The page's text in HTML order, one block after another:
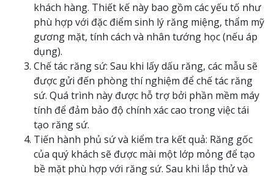
khách hàng. Thiết kế này bao gồm các yếu tố như
phù hợp với đặc điểm sinh lý răng miệng, thẩm mỹ
gương mặt, tính cách và nhân tướng học (nếu áp
dụng).
Chế tác răng sứ: Sau khi lấy dấu răng, các mẫu sẽ
được gửi đến phòng thí nghiệm để chế tác răng
sứ. Quá trình này được hỗ trợ bởi phần mềm máy
tính để đảm bảo độ chính xác cao trong việc tái
tạo răng sứ.
Tiến hành phủ sứ và kiểm tra kết quả: Răng gốc
của quý khách sẽ được mài một lớp mỏng để tạo
bề mặt phù hợp với răng sứ. Sau khi lắp thử và